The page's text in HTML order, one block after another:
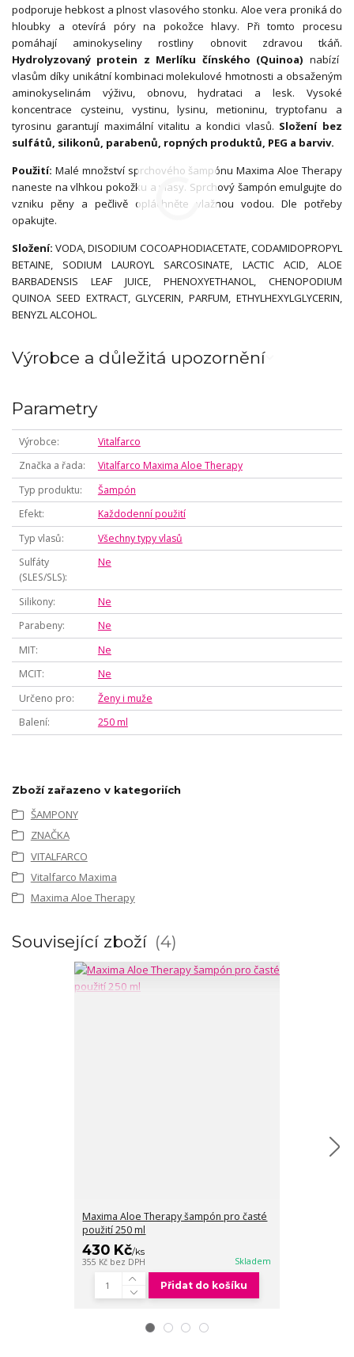
podporuje hebkost a plnost vlasového stonku. Aloe vera proniká do
hloubky a otevírá póry na pokožce hlavy. Při tomto procesu
pomáhají aminokyseliny rostliny obnovit zdravou tkáň.
Hydrolyzovaný protein z Merlíku čínského (Quinoa) nabízí
vlasům díky unikátní kombinaci molekulové hmotnosti a obsaženým
aminokyselinám výživu, obnovu, hydrataci a lesk. Vysoké
koncentrace cysteinu, vystinu, lysinu, metioninu, tryptofanu a
tyrosinu garantují maximální vitalitu a kondici vlasů. Složení bez
sulfátů, silikonů, parabenů, ropných produktů, PEG a barviv.
Použití: Malé množství sprchového šampónu Maxima Aloe Therapy
naneste na vlhkou pokožku a vlasy. Sprchový šampón emulgujte do
vzniku pěny a pečlivě opláchněte vlažnou vodou. Dle potřeby
opakujte.
Složení:VODA, DISODIUM COCOAPHODIACETATE, CODAMIDOPROPYL
BETAINE, SODIUM LAUROYL SARCOSINATE, LACTIC ACID, ALOE
BARBADENSIS LEAF JUICE, PHENOXYETHANOL, CHENOPODIUM
QUINOA SEED EXTRACT, GLYCERIN, PARFUM, ETHYLHEXYLGLYCERIN,
BENYZL ALCOHOL.
Výrobce a důležitá upozornění
Parametry
Výrobce
Vitalfarco
Značka a řada
Vitalfarco Maxima Aloe Therapy
Typ produktu
Šampón
Efekt
Každodenní použití
Typ vlasů
Všechny typy vlasů
Sulfáty
(SLES/SLS)
Ne
Silikony
Ne
Parabeny
Ne
MIT
Ne
MCIT
Ne
Určeno pro
Ženy i muže
Balení
250 ml
Zboží zařazeno v kategoriích
ŠAMPONY
ZNAČKA
VITALFARCO
Vitalfarco Maxima
Maxima Aloe Therapy
Související zboží 4
Maxima Aloe Therapy šampón pro časté
použití 250 ml
430 Kč/ks
355 Kč bez DPH Skladem
Přidat do košíku